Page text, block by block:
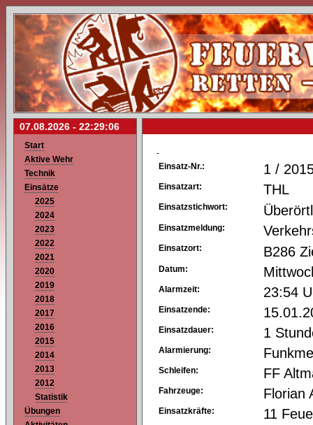
07.08.2026 - 22:29:06
Start
Aktive Wehr
Technik
Einsätze
2025
2024
2023
2022
2021
2020
2019
2018
2017
2016
2015
2014
2013
2012
Statistik
Übungen
-
Einsatz-Nr.:
1 /
Einsatzart: THL
Einsatzstichwort:
Einsatzmeldung:
Einsatzort: B286
Datum:
Alarmzeit: 23:54
Einsatzende:
Einsatzdauer: 1
Alarmierung:
Schleifen: FF
Fahrzeuge: Florian
Einsatzkräfte: 11